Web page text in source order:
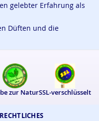
RECHTLICHES
gelebter Erfahrung als
Düften und die
zur NaturSSL-verschlüsselt